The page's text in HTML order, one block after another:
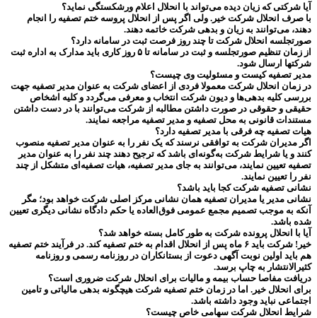
آیا شرکتی که زیان دیده می‌تواند با انحلال اعلام ورشکستگی نماید؟
با صرف انحلال شرکت خیر. ولی اگر پس از انحلال پروسه ختم تصفیه را انجام
دهند، می‌توانند به زیان و بدهی شرکت خاتمه دهند.
صورتجلسه انحلال شرکت تا چند روز فرصت ثبت در سامانه دارد؟
از زمان تنظیم صورتجلسه و ثبت در سامانه تا ۵ روز کاری باید مدارک به اداره ثبت
شرکتها ارسال شود.
مدیر تصفیه کیست و مسئولیت وی چیست؟
در زمان انحلال شرکت معمولا فردی از اعضای شرکت به عنوان مدیر تصفیه جهت
بررسی کلیه بدهی‌ها و دیون شرکت انتخاب و معرفی می‌گردد و کلیه اشخاص
حقیقی و حقوقی در صورت داشتن مطالبه از شرکت می‌توانند با در دست داشتن
مستندات قانونی به محل تصفیه و مدیر تصفیه مراجعه نمایند.
هیات تصفیه چه فرقی با مدیر تصفیه دارد؟
اگر مدیران شرکت به توافقی نرسند که یک نفر را به عنوان مدیر تصفیه منصوب
کنند و یا شرایط شرکت به‌گونه‌ای باشد که ترجیح دهند چند نفر را به عنوان مدیر
تصفیه تعیین نمایند، می‌توانند به جای مدیر تصفیه، هیات تصفیه‌ای متشکل از چند
نفر را تعیین نمایند.
نشانی تصفیه شرکت کجا باید باشد؟
نشانی مدیر یا مدیران تصفیه‌ همان نشانی مرکز اصلی شرکت خواهد بود؛ مگر
آنکه به موجب تصمیم مجمع عمومی فوق‌العاده یا حکم دادگاه نشانی دیگری تعیین
شده باشد.
آیا با انحلال پرونده شرکت به طور کامل بسته خواهد شد؟
خیر! شرکت باید ۶ ماه پس از انحلال اقدام به ختم تصفیه کند. در فرآیند ختم تصفیه
هم باید اولین نوبت آگهی دعوت از بستانکاران در روزنامه رسمی و روزنامه
کثیرالانتشار به چاپ برسد.
دریافت مفاصا حساب بیمه و مالیات برای انحلال شرکت ضروری است؟
برای انحلال خیر. اما در زمان ختم تصفیه شرکت هیچگونه بدهی مالیاتی و تامین
اجتماعی نباید وجود داشته باشد.
شرایط انحلال شرکت سهامی خاص چیست؟